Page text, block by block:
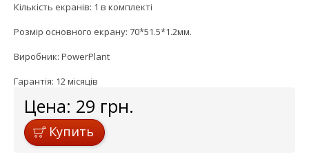
Кількість екранів: 1 в комплекті
Розмір основного екрану: 70*51.5*1.2мм.
Виробник: PowerPlant
Гарантія: 12 місяців
Цена: 29 грн.
Купить